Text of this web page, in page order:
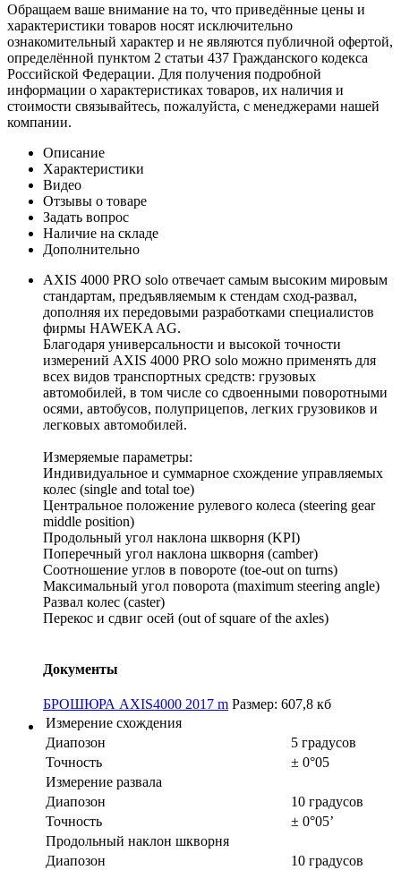
Обращаем ваше внимание на то, что приведённые цены и
характеристики товаров носят исключительно
ознакомительный характер и не являются публичной офертой,
определённой пунктом 2 статьи 437 Гражданского кодекса
Российской Федерации. Для получения подробной
информации о характеристиках товаров, их наличия и
стоимости связывайтесь, пожалуйста, с менеджерами нашей
компании.
Описание
Характеристики
Видео
Отзывы о товаре
Задать вопрос
Наличие на складе
Дополнительно
AXIS 4000 PRO solo отвечает самым высоким мировым
стандартам, предъявляемым к стендам сход-развал,
дополняя их передовыми разработками специалистов
фирмы HAWEKA AG.
Благодаря универсальности и высокой точности
измерений AXIS 4000 PRO solo можно применять для
всех видов транспортных средств: грузовых
автомобилей, в том числе со сдвоенными поворотными
осями, автобусов, полуприцепов, легких грузовиков и
легковых автомобилей.
Измеряемые параметры:
Индивидуальное и суммарное схождение управляемых
колес (single and total toe)
Центральное положение рулевого колеса (steering gear
middle position)
Продольный угол наклона шкворня (KPI)
Поперечный угол наклона шкворня (camber)
Соотношение углов в повороте (toe-out on turns)
Максимальный угол поворота (maximum steering angle)
Развал колес (caster)
Перекос и сдвиг осей (out of square of the axles)
Документы
БРОШЮРА AXIS4000 2017 m Размер: 607,8 кб
Измерение схождения
Диапозон
5 градусов
Точность
± 0°05
Измерение развала
Диапозон
10 градусов
Точность
± 0°05’
Продольный наклон шкворня
Диапозон
10 градусов